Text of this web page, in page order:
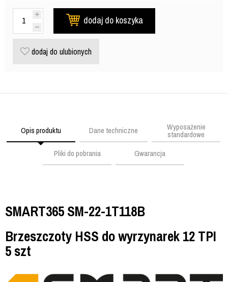
dodaj do koszyka
dodaj do ulubionych
Opis produktu Dane techniczne Wyposażenie
standardowe
Pliki do pobrania
Gwarancja
SMART365 SM-22-1T118B
Brzeszczoty HSS do wyrzynarek 12 TPI
5 szt